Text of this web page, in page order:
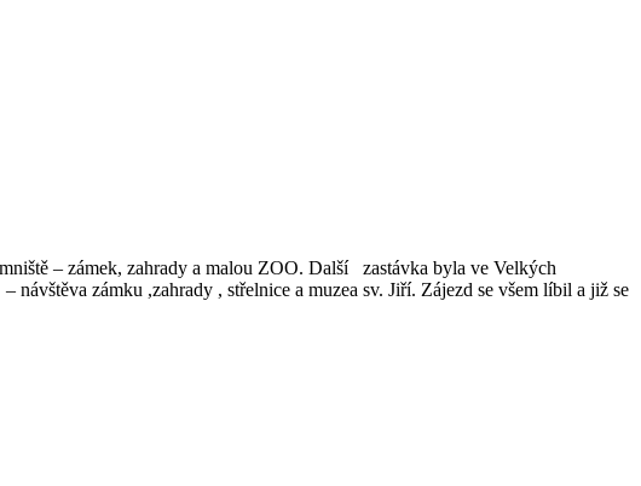
– zámek, zahrady a malou ZOO. Další zastávka byla ve Velkých
zámku ,zahrady , střelnice a muzea sv. Jiří. Zájezd se všem líbil a již se